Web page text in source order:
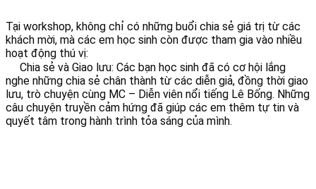
Tại workshop, không chỉ có những buổi chia sẻ giá trị từ các
khách mời, mà các em học sinh còn được tham gia vào nhiều
hoạt động thú vị:
Chia sẻ và Giao lưu: Các bạn học sinh đã có cơ hội lắng
nghe những chia sẻ chân thành từ các diễn giả, đồng thời giao
lưu, trò chuyện cùng MC – Diễn viên nổi tiếng Lê Bống. Những
câu chuyện truyền cảm hứng đã giúp các em thêm tự tin và
quyết tâm trong hành trình tỏa sáng của mình.